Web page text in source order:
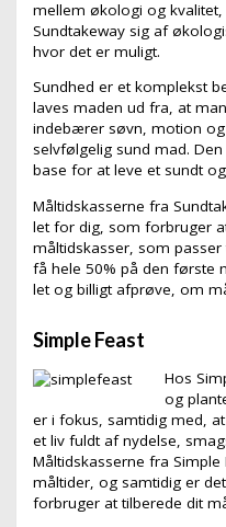
mellem økologi og
Sundtakeway sig af
hvor det er muligt.
Sundhed er et komplekst
laves maden ud fra, at
indebærer søvn, motion
selvfølgelig sund mad.
base for at leve et sundt
Måltidskasserne fra
let for dig, som forbruger
måltidskasser, som passer
få hele 50% på den første
let og billigt afprøve, om
Simple Feast
Hos
og
er i fokus, samtidig med,
et liv fuldt af nydelse,
Måltidskasserne fra
måltider, og samtidig er
forbruger at tilberede dit